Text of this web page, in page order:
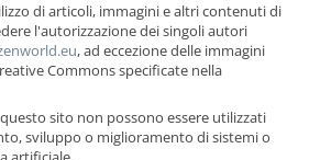
di articoli, immagini e altri contenuti di
l'autorizzazione dei singoli autori
, ad eccezione delle immagini
Commons specificate nella
sito non possono essere utilizzati
sviluppo o miglioramento di sistemi o